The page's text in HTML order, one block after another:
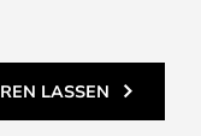
LASSEN